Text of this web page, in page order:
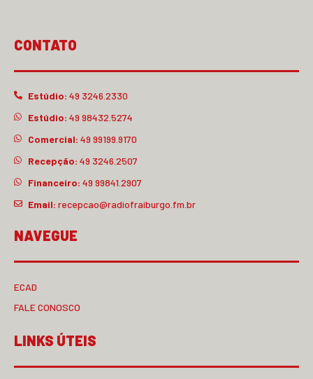
CONTATO
Estúdio: 49 3246.2330
Estúdio: 49 98432.5274
Comercial: 49 99199.9170
Recepção: 49 3246.2507
Financeiro: 49 99841.2907
Email: recepcao@radiofraiburgo.fm.br
NAVEGUE
ECAD
FALE CONOSCO
LINKS ÚTEIS